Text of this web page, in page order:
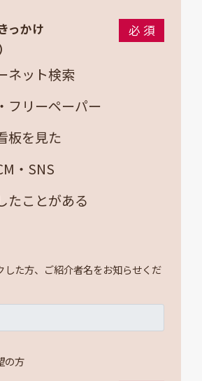
っかけ
必須
ネット検索
フリーペーパー
板を見た
・SNS
たことがある
た方、ご紹介者名をお知らせくだ
の方